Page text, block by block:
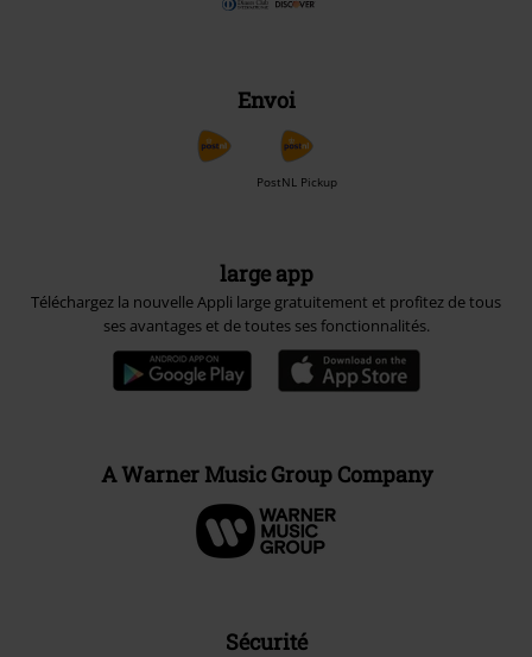
Envoi
PostNL Pickup
large app
Téléchargez la nouvelle Appli large gratuitement et profitez de tous
ses avantages et de toutes ses fonctionnalités.
A Warner Music Group Company
Sécurité